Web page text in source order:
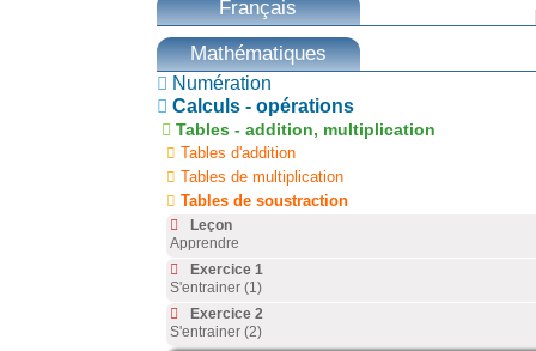
Français
Mathématiques
Numération
Calculs - opérations
Tables - addition, multiplication
Tables d'addition
Tables de multiplication
Tables de soustraction
Leçon
Apprendre
Exercice 1
S'entrainer (1)
Exercice 2
S'entrainer (2)